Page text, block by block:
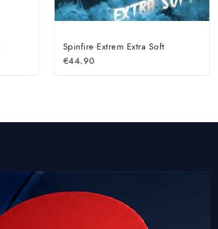
Spinfire Extrem Extra Soft
€44.90